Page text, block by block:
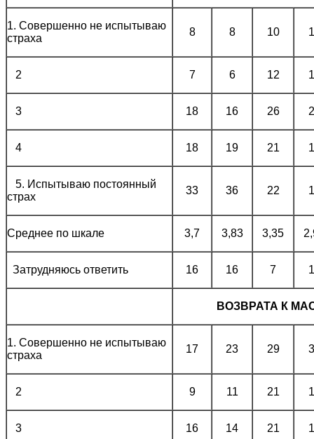
1. Совершенно не испытываю
страха
8 8 10
2 7 6 12
3 18 16 26
4 18 19 21
5. Испытываю постоянный
страх
33 36 22
Среднее по шкале 3,7 3,83 3,35
Затрудняюсь ответить 16 16 7
ВОЗВРАТА К
1. Совершенно не испытываю
страха
17 23 29
2 9 11 21
3 16 14 21